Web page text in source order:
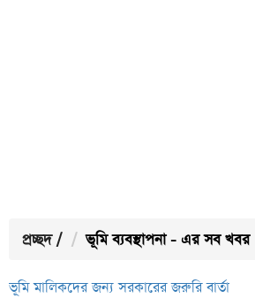
প্রচ্ছদ / ভূমি ব্যবস্থাপনা - এর সব খবর
ভূমি মালিকদের জন্য সরকারের জরুরি বার্তা